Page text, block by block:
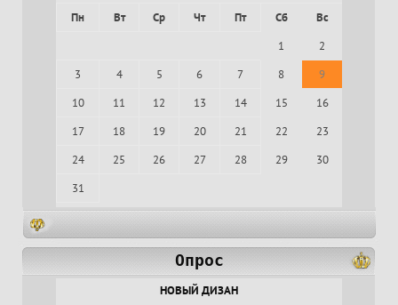
Пн
Вт Ср Чт Пт Сб
Вс
1
2
3
4 5 6 7 8
9
10
11 12 13 14 15
16
17
18 19 20 21 22
23
24
25 26 27 28 29
30
31
Опрос
НОВЫЙ ДИЗАН